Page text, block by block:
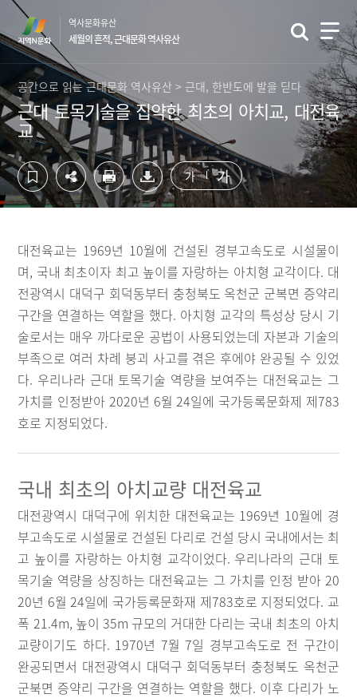
텐
츠
영
역
바
로
가
기
단
영
역
바
로
가
기
역사문화유산
세월의 흔적, 근대문화 역사유산
공간으로 읽는 근대문화 역사유산 > 근대, 한반도에 발을 딛다
근대 토목기술을 집약한 최초의 아치교, 대전육
교
가 가
대전육교는 1969년 10월에 건설된 경부고속도로 시설물이
며, 국내 최초이자 최고 높이를 자랑하는 아치형 교각이다. 대
전광역시 대덕구 회덕동부터 충청북도 옥천군 군복면 증약리
구간을 연결하는 역할을 했다. 아치형 교각의 특성상 당시 기
술로서는 매우 까다로운 공법이 사용되었는데 자본과 기술의
부족으로 여러 차례 붕괴 사고를 겪은 후에야 완공될 수 있었
다. 우리나라 근대 토목기술 역량을 보여주는 대전육교는 그
가치를 인정받아 2020년 6월 24일에 국가등록문화제 제783
호로 지정되었다.
국내 최초의 아치교량 대전육교
대전광역시 대덕구에 위치한 대전육교는 1969년 10월에 경
부고속도로 시설물로 건설된 다리로 건설 당시 국내에서는 최
고 높이를 자랑하는 아치형 교각이었다. 우리나라의 근대 토
목기술 역량을 상징하는 대전육교는 그 가치를 인정 받아 20
20년 6월 24일에 국가등록문화재 제783호로 지정되었다. 교
폭 21.4m, 높이 35m 규모의 거대한 다리는 국내 최초의 아치
교량이기도 하다. 1970년 7월 7일 경부고속도로 전 구간이
완공되면서 대전광역시 대덕구 회덕동부터 충청북도 옥천군
군북면 증약리 구간을 연결하는 역할을 했다. 이후 다리가 노